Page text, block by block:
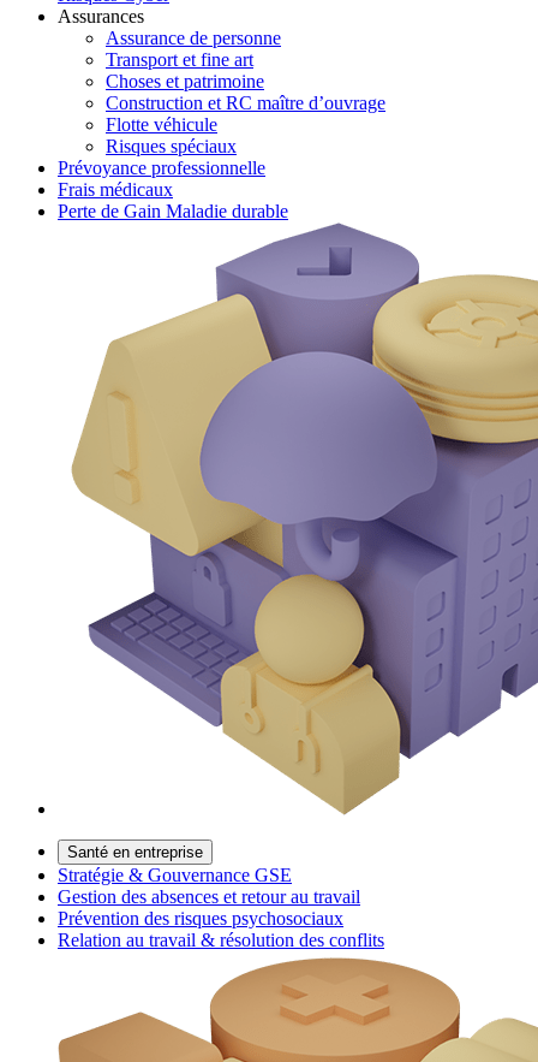
Assurances
Assurance de personne
Transport et fine art
Choses et patrimoine
Construction et RC maître d’ouvrage
Flotte véhicule
Risques spéciaux
Prévoyance professionnelle
Frais médicaux
Perte de Gain Maladie durable
Santé en entreprise
Stratégie & Gouvernance GSE
Gestion des absences et retour au travail
Prévention des risques psychosociaux
Relation au travail & résolution des conflits